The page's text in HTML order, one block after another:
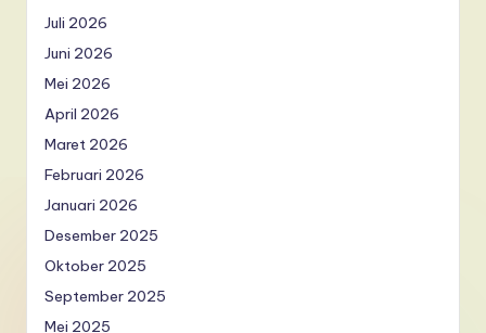
Juli 2026
Juni 2026
Mei 2026
April 2026
Maret 2026
Februari 2026
Januari 2026
Desember 2025
Oktober 2025
September 2025
Mei 2025